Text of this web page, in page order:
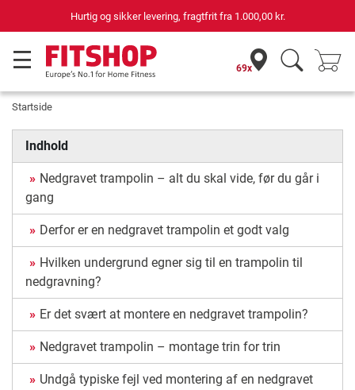
69 butikker med 75 egne servicemontører
69x
Startside
Indhold
Nedgravet trampolin – alt du skal vide, før du går i
gang
Derfor er en nedgravet trampolin et godt valg
Hvilken undergrund egner sig til en trampolin til
nedgravning?
Er det svært at montere en nedgravet trampolin?
Nedgravet trampolin – montage trin for trin
Undgå typiske fejl ved montering af en nedgravet